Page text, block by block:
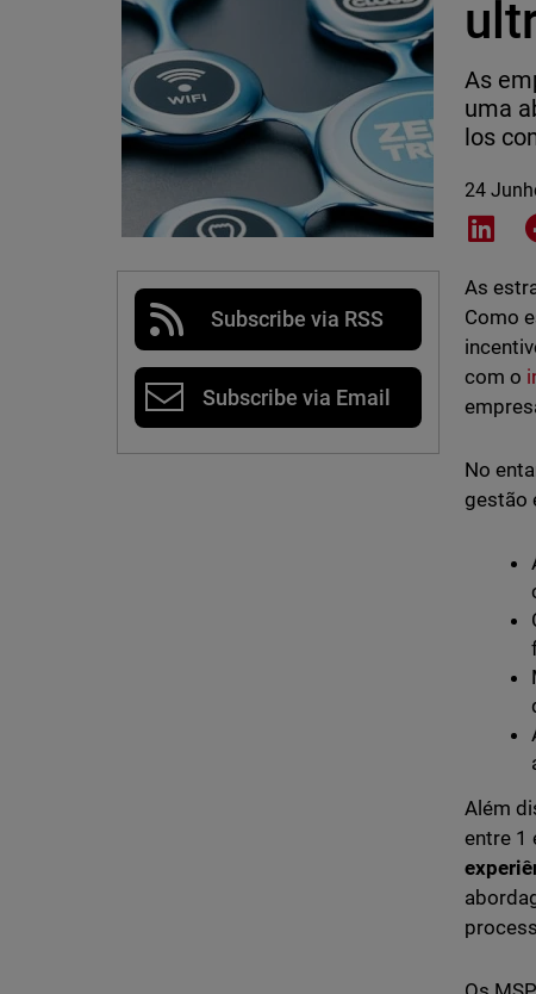
Subscribe via RSS
Subscribe via Email
As
uma
los
24
As
Como
com o
No
gestão
Além
entre 1